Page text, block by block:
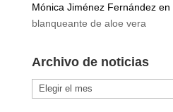
Mónica Jiménez Fernándezen
blanqueante de aloe vera
Archivo de noticias
Archivo
de